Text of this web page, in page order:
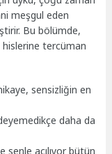
meşgul eden
Bu bölümde,
hislerine tercüman
sensizliğin en
daha da
senle açılıyor bütün